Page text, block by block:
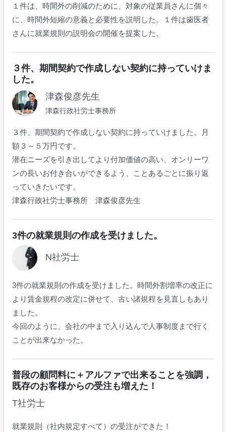
１件は、時間外の削減のために、対象の従業員さんに個々
に、時間外短縮の意義と必要性を説明した。１件は歯医者
さんに就業規則の説明会の開催を提案した。
３件、期間契約で作成しない契約に持っていけま
した。
津森俊彦先生
津森行政社労士事務所
３件、期間契約で作成しない契約に持っていけました。月
額３～５万円です。
潜在ニーズを引き出してより付加価値の高い、オンリーワ
ンの長いお付き合いができるよう、ことあるごとに振り返
っていきたいです。
津森行政社労士事務所 津森俊彦先生
3件の就業規則の作成を受けました。
N社労士
3件の就業規則の作成を受けました。時間外割増率の改正に
より賃金規程の改定に併せて、古い諸規程を見直しもあり
ました。
今回のように、会社の中まで入り込んで人事制度まで行く
ことが出来なかった。
普段の顧問料に＋アルファで出来ることを強調，
既存のお客様からの受注も増えた！
T社労士
就業規則（社内規定すべて）の受注ができた！